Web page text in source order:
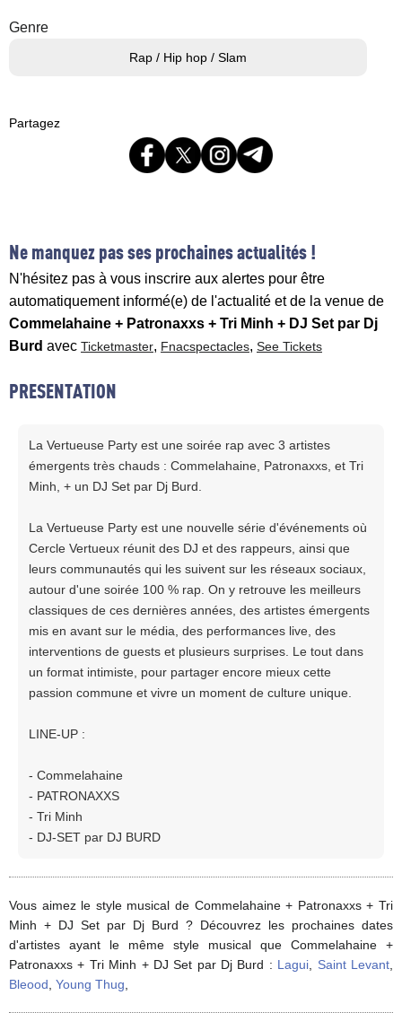
Genre
Rap / Hip hop / Slam
Partagez
Ne manquez pas ses prochaines actualités !
N'hésitez pas à vous inscrire aux alertes pour être
automatiquement informé(e) de l'actualité et de la venue de
Commelahaine + Patronaxxs + Tri Minh + DJ Set par Dj
Burd avec Ticketmaster, Fnacspectacles, See Tickets
PRESENTATION
La Vertueuse Party est une soirée rap avec 3 artistes
émergents très chauds : Commelahaine, Patronaxxs, et Tri
Minh, + un DJ Set par Dj Burd.
La Vertueuse Party est une nouvelle série d'événements où
Cercle Vertueux réunit des DJ et des rappeurs, ainsi que
leurs communautés qui les suivent sur les réseaux sociaux,
autour d'une soirée 100 % rap. On y retrouve les meilleurs
classiques de ces dernières années, des artistes émergents
mis en avant sur le média, des performances live, des
interventions de guests et plusieurs surprises. Le tout dans
un format intimiste, pour partager encore mieux cette
passion commune et vivre un moment de culture unique.
LINE-UP :
- Commelahaine
- PATRONAXXS
- Tri Minh
- DJ-SET par DJ BURD
Vous aimez le style musical de Commelahaine + Patronaxxs + Tri
Minh + DJ Set par Dj Burd ? Découvrez les prochaines dates
d'artistes ayant le même style musical que Commelahaine +
Patronaxxs + Tri Minh + DJ Set par Dj Burd : Lagui Saint Levant
Bleood Young Thug